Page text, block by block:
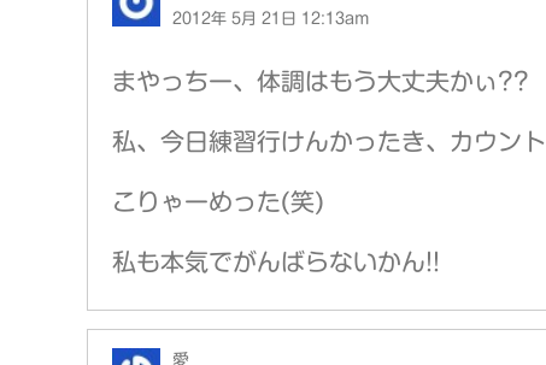
2012年 5月 21日 12:13am
まやっちー、体調はもう大丈夫かぃ??
私、今日練習行けんかったき、カウン
こりゃーめった(笑)
私も本気でがんばらないかん!!
愛